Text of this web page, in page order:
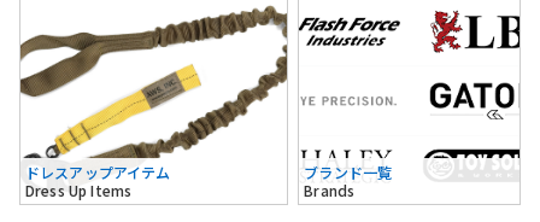
ドレスアップアイテム
Dress Up Items
ブランド一覧
Brands